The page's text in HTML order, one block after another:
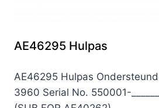
AE46295 Hulpas
AE46295 Hulpas
3960 Serial No. 550001-